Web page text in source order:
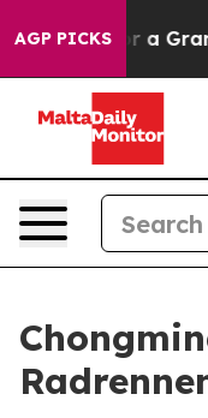
AGP PICKS
For a Grand